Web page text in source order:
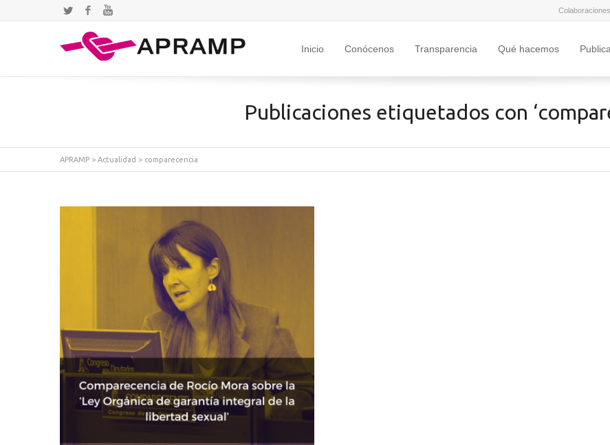
Colaboraciones
TwitterFacebook
Inicio Conócenos Transparencia Qué hacemos
Publicaciones etiquetados con
APRAMP > Actualidad > comparecencia